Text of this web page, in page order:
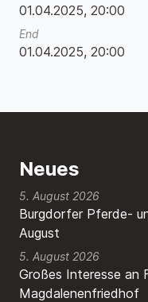
01.04.2025, 20:00
End
01.04.2025, 20:00
Neues
Burgdorfer Pferde-
August
5. August 2026
Großes Interesse an
Magdalenenfriedhof
5. August 2026